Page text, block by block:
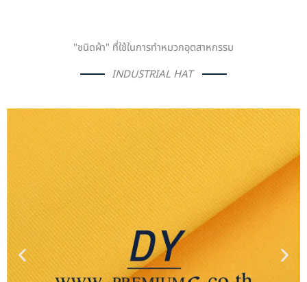
"ชนิดผ้า" ที่ใช้ในการทำหมวกอุตสาหกรรม
INDUSTRIAL HAT